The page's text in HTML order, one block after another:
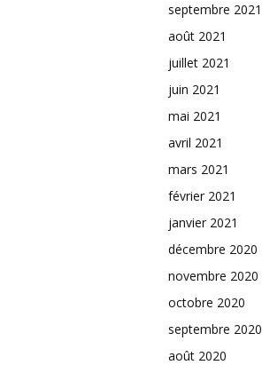
septembre 2021
août 2021
juillet 2021
juin 2021
mai 2021
avril 2021
mars 2021
février 2021
janvier 2021
décembre 2020
novembre 2020
octobre 2020
septembre 2020
août 2020